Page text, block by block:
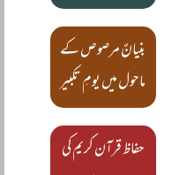
بنیانٌ مرصوص کے
ماحول میں یومِ تکبیر
حفاظ قرآن کریم کی